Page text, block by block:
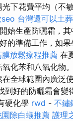
下花費平均（不
台灣還可以土
始生產防曬霜，其
的準備工作，如
膜放鬆療程推薦 在
化苯和八氧化物。
全球範圍內廣泛
到好的防曬霜會
硬化學 rwd - 不鏽
園除白蟻推薦 護理